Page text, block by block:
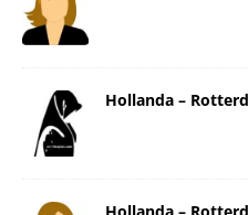
Hollanda –
Hollanda –